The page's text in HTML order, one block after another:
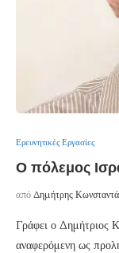
Ερευνητικές Εργασίες
Ο πόλεμος
από Δημήτρης
Γράφει ο
αναφερόμενη ως